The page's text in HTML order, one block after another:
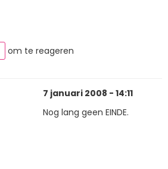
om te reageren
7 januari 2008 - 14:11
Nog lang geen EINDE.